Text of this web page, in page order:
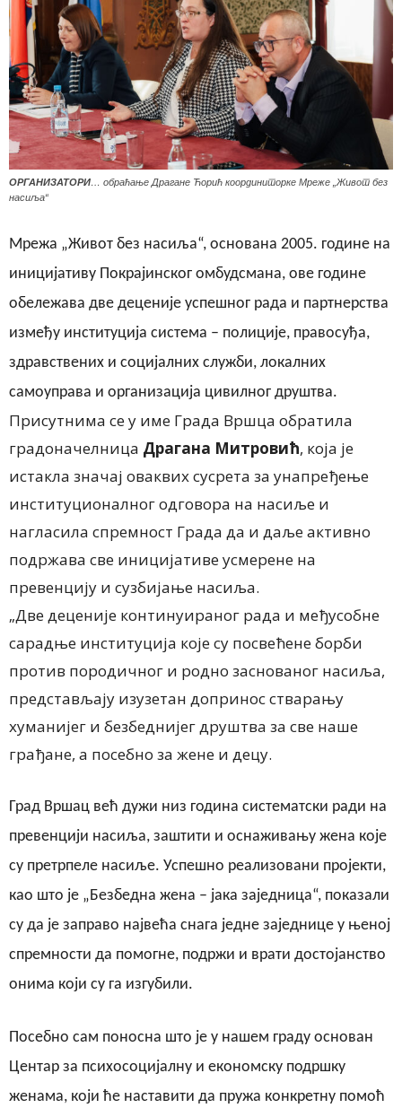
ОРГАНИЗАТОРИ… обраћање Драгане Ћорић координиторке Мреже „Живот без
насиља“
Мрежа „Живот без насиља“, основана 2005. године на
иницијативу Покрајинског омбудсмана, ове године
обележава две деценије успешног рада и партнерства
између институција система – полиције, правосуђа,
здравствених и социјалних служби, локалних
самоуправа и организација цивилног друштва.
Присутнима се у име Града Вршца обратила
градоначелница Драгана Митровић, која је
истакла значај оваквих сусрета за унапређење
институционалног одговора на насиље и
нагласила спремност Града да и даље активно
подржава све иницијативе усмерене на
превенцију и сузбијање насиља.
„Две деценије континуираног рада и међусобне
сарадње институција које су посвећене борби
против породичног и родно заснованог насиља,
представљају изузетан допринос стварању
хуманијег и безбеднијег друштва за све наше
грађане, а посебно за жене и децу.
Град Вршац већ дужи низ година систематски ради на
превенцији насиља, заштити и оснаживању жена које
су претрпеле насиље. Успешно реализовани пројекти,
као што је „Безбедна жена – јака заједница“, показали
су да је заправо највећа снага једне заједнице у њеној
спремности да помогне, подржи и врати достојанство
онима који су га изгубили.
Посебно сам поносна што је у нашем граду основан
Центар за психосоцијалну и економску подршку
женама, који ће наставити да пружа конкретну помоћ